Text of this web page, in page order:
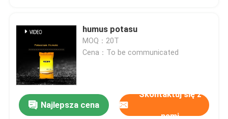
humus potasu
MOQ：20T
Cena：To be communicated
Najlepsza cena
Skontaktuj się z
nami